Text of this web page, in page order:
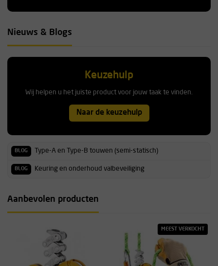
Nieuws & Blogs
Keuzehulp
Wij helpen u het juiste product voor jouw taak te vinden.
Naar de keuzehulp
BLOG Type-A en Type-B touwen (semi-statisch)
BLOG Keuring en onderhoud valbeveiliging
Aanbevolen producten
MEEST VERKOCHT